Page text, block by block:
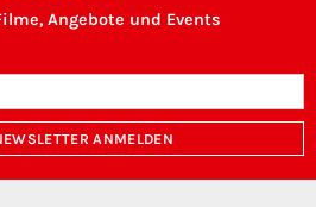
Angebote und Events
ANMELDEN